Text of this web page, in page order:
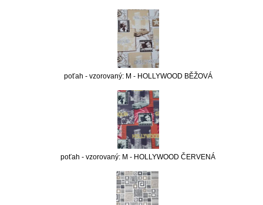
poťah - vzorovaný: M - HOLLYWOOD BĚŽOVÁ
poťah - vzorovaný: M - HOLLYWOOD ČERVENÁ